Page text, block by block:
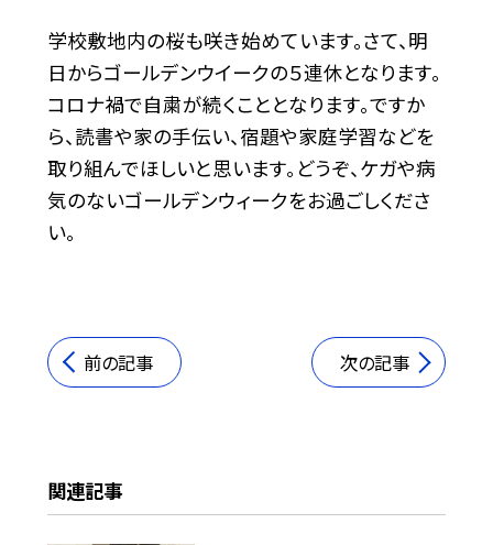
学校敷地内の桜も咲き始めています。さて、明
日からゴールデンウイークの５連休となります。
コロナ禍で自粛が続くこととなります。ですか
ら、読書や家の手伝い、宿題や家庭学習などを
取り組んでほしいと思います。どうぞ、ケガや病
気のないゴールデンウィークをお過ごしくださ
い。
前の記事 次の記事
関連記事